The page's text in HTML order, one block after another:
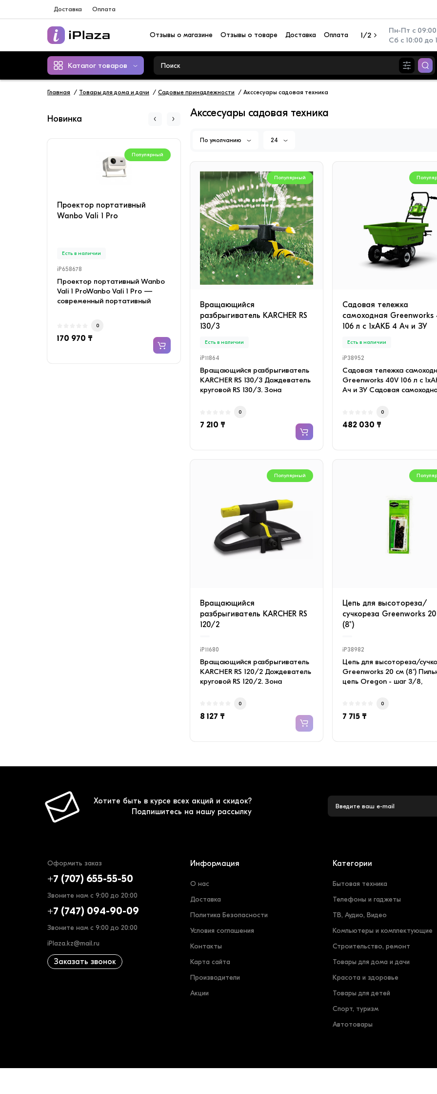
Доставка Оплата
Пн-Пт с 09:00
Сб с 10:00 до
1/2
Отзывы о магазине Отзывы о товаре Доставка Оплата
Каталог товаров
Главная Товары для дома и дачи Садовые принадлежности Акссесуары садовая техника
Новинка
Популярный
Проектор портативный
Wanbo Vali 1 Pro
Есть в наличии
iP658678
Проектор портативный Wanbo
Vali 1 ProWanbo Vali 1 Pro —
современный портативный
0
170 970 ₸
Кондиционер настенный TCL
SAVIN TAC-SV09HSV/ZA
INVERTER (в комплекте с
медными трубами) Белый
Есть в наличии
iP658672
Кондиционер настенный TCL
с медными трубами) Белый ·
Объемный воздуш..
135 960 ₸
Перезаряжаемый фонарь
Camelion RS940-CBH
Есть в наличии
Многофункциональный
Camelion RS940 сочета..
0
2 192 ₸
Акссесуары садовая техника
По умолчанию 24
Популярный
Вращающийся
разбрыгиватель KARCHER RS
130/3
Есть в наличии
iP11864
Вращающийся разбрыгиватель
KARCHER RS 130/3 Дождеватель
круговой RS 130/3. Зона
0
7 210 ₸
Садовая тележка
самоходная Greenworks
106 л с 1хАКБ 4 Ач и ЗУ
Есть в наличии
iP38952
Садовая тележка
Greenworks 40V 106 л с
Ач и ЗУ Садовая
0
482 030 ₸
Популярный
Вращающийся
разбрыгиватель KARCHER RS
120/2
iP11680
Вращающийся разбрыгиватель
KARCHER RS 120/2 Дождеватель
круговой RS 120/2. Зона
0
8 127 ₸
Цепь для высотореза/
сучкореза Greenworks
(8")
iP38982
Цепь для высотореза/
Greenworks 20 см (8")
цепь Oregon - шаг 3/8,
0
7 715 ₸
Хотите быть в курсе всех акций и скидок?
Подпишитесь на нашу рассылку
Оформить заказ
+7 (707) 655-55-50
Звоните нам с 9:00 до 20:00
+7 (747) 094-90-09
Звоните нам с 9:00 до 20:00
iPlaza.kz@mail.ru
Заказать звонок
Информация
О нас
Доставка
Политика Безопасности
Условия соглашения
Контакты
Карта сайта
Производители
Акции
Категории
Бытовая техника
Телефоны и гаджеты
ТВ, Аудио, Видео
Компьютеры и комплектующие
Строительство, ремонт
Товары для дома и дачи
Красота и здоровье
Товары для детей
Спорт, туризм
Автотовары